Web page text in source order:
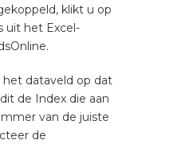
klikt u op
uit het Excel-
het dataveld op dat
de Index die aan
van de juiste
de